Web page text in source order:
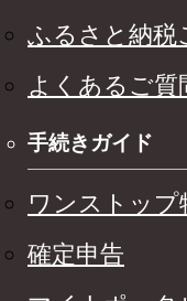
ふるさと納税
よくあるご質
手続きガイド
ワンストップ
確定申告